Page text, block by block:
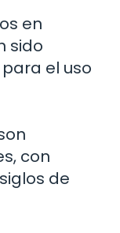
en
sido
el uso
con
de